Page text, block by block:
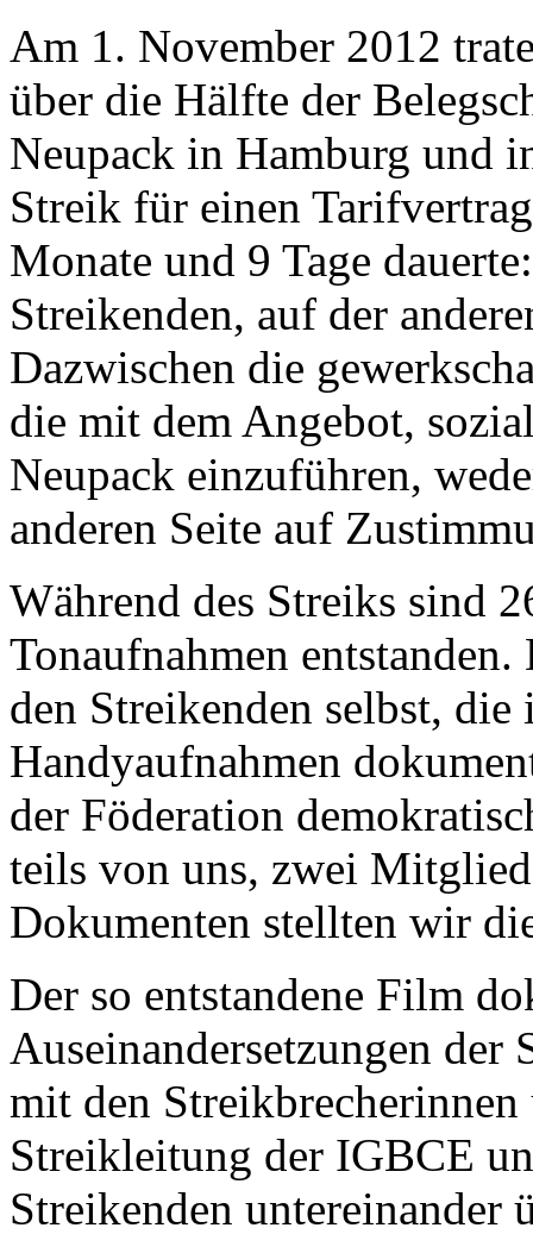
Am 1. November 2012
über die Hälfte der
Neupack in Hamburg und
Streik für einen
Monate und 9 Tage
Streikenden, auf der
Dazwischen die
die mit dem Angebot,
Neupack einzuführen,
anderen Seite auf
Während des Streiks sind
Tonaufnahmen
den Streikenden selbst,
Handyaufnahmen
der Föderation
teils von uns, zwei
Dokumenten stellten wir
Der so entstandene Film
Auseinandersetzungen der
mit den
Streikleitung der IGBCE
Streikenden untereinander